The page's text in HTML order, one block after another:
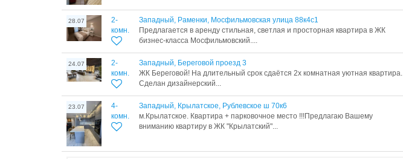
28.07
2-
комн.
Западный, Раменки, Мосфильмовская улица 88к4с1
Предлагается в аренду стильная, светлая и просторная квартира в ЖК
бизнес-класса Мосфильмовский....
24.07
2-
комн.
Западный, Береговой проезд 3
ЖК Береговой! На длительный срок сдаётся 2х комнатная уютная квартира.
Сделан дизайнерский...
23.07
4-
комн.
Западный, Крылатское, Рублевское ш 70к6
м.Крылатское. Квартира + парковочное место !!!Предлагаю Вашему
вниманию квартиру в ЖК "Крылатский"...